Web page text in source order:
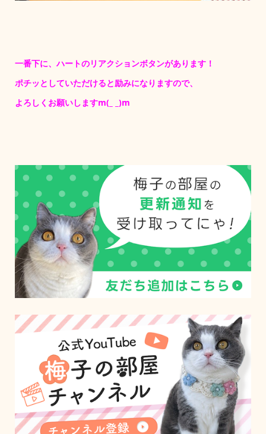
一番下に、ハートのリアクションボタンがあります！
ポチッとしていただけると励みになりますので、
よろしくお願いしますm(_ _)m